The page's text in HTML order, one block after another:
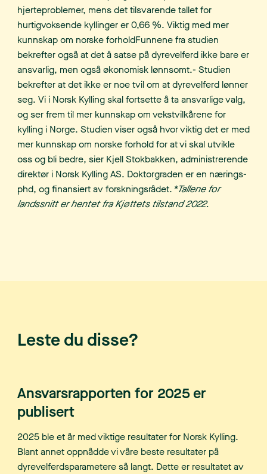
hjerteproblemer, mens det tilsvarende tallet for
hurtigvoksende kyllinger er 0,66 %. Viktig med mer
kunnskap om norske forholdFunnene fra studien
bekrefter også at det å satse på dyrevelferd ikke bare er
ansvarlig, men også økonomisk lønnsomt.- Studien
bekrefter at det ikke er noe tvil om at dyrevelferd lønner
seg. Vi i Norsk Kylling skal fortsette å ta ansvarlige valg,
og ser frem til mer kunnskap om vekstvilkårene for
kylling i Norge. Studien viser også hvor viktig det er med
mer kunnskap om norske forhold for at vi skal utvikle
oss og bli bedre, sier Kjell Stokbakken, administrerende
direktør i Norsk Kylling AS. Doktorgraden er en nærings-
phd, og finansiert av forskningsrådet. *Tallene for
landssnitt er hentet fra Kjøttets tilstand 2022.
Leste du disse?
Ansvarsrapporten for 2025 er
publisert
2025 ble et år med viktige resultater for Norsk Kylling.
Blant annet oppnådde vi våre beste resultater på
dyrevelferdsparametere så langt. Dette er resultatet av